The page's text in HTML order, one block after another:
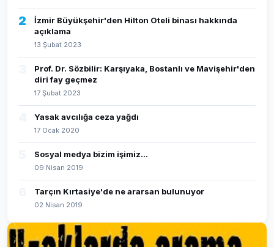
2
İzmir Büyükşehir'den Hilton Oteli binası hakkında
açıklama
13 Şubat 2023
Prof. Dr. Sözbilir: Karşıyaka, Bostanlı ve Mavişehir'den
diri fay geçmez
17 Şubat 2023
Yasak avcılığa ceza yağdı
17 Ocak 2020
Sosyal medya bizim işimiz...
09 Nisan 2019
Tarçın Kırtasiye'de ne ararsan bulunuyor
02 Nisan 2019